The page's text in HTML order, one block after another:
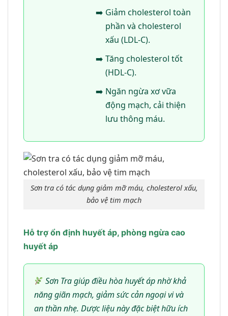
Giảm cholesterol toàn
phần và cholesterol
xấu (LDL-C).
Tăng cholesterol tốt
(HDL-C).
Ngăn ngừa xơ vữa
động mạch, cải thiện
lưu thông máu.
Sơn tra có tác dụng giảm mỡ máu, cholesterol xấu,
bảo vệ tim mạch
Hỗ trợ ổn định huyết áp, phòng ngừa cao
huyết áp
Sơn Tra giúp điều hòa huyết áp nhờ khả
năng giãn mạch, giảm sức cản ngoại vi và
an thần nhẹ. Dược liệu này đặc biệt hữu ích